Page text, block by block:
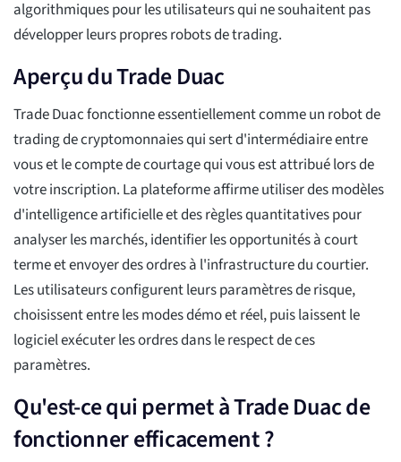
algorithmiques pour les utilisateurs qui ne souhaitent pas
développer leurs propres robots de trading.
Aperçu du Trade Duac
Trade Duac fonctionne essentiellement comme un robot de
trading de cryptomonnaies qui sert d'intermédiaire entre
vous et le compte de courtage qui vous est attribué lors de
votre inscription. La plateforme affirme utiliser des modèles
d'intelligence artificielle et des règles quantitatives pour
analyser les marchés, identifier les opportunités à court
terme et envoyer des ordres à l'infrastructure du courtier.
Les utilisateurs configurent leurs paramètres de risque,
choisissent entre les modes démo et réel, puis laissent le
logiciel exécuter les ordres dans le respect de ces
paramètres.
Qu'est-ce qui permet à Trade Duac de
fonctionner efficacement ?